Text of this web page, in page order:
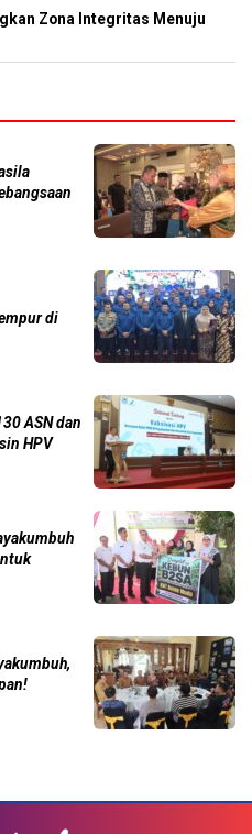
Zona Integritas Menuju
di
ASN dan
HPV